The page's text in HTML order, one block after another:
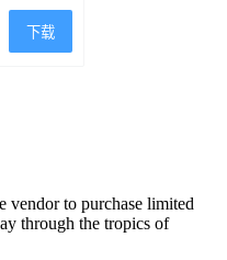
vendor to purchase limited
through the tropics of
下载